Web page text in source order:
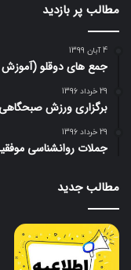
مطالب پر بازدید
4 آبان 1399
جمع های دوقلو (آموزش
29 خرداد 1396
برگزاری ورزش
29 خرداد 1396
جملات روانشناسی
مطالب جدید